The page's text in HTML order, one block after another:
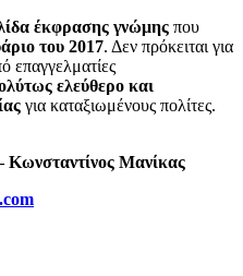
έκφρασης γνώμης που
του 2017. Δεν πρόκειται για
επαγγελματίες
ελεύθερο και
για καταξιωμένους πολίτες.
Κωνσταντίνος Μανίκας